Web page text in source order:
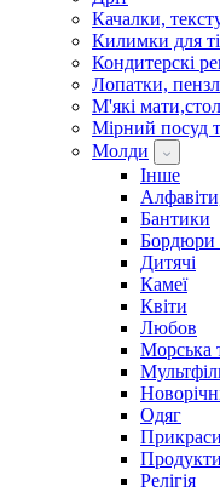
Качалки,
Килимки для
Кондитерскі
Лопатки,
М'які
Мірний посуд
Молди
Інше
Бантики
Бордюри
Дитячі
Камеї
Квіти
Любов
Морська
Одяг
Прикраси
Релігія